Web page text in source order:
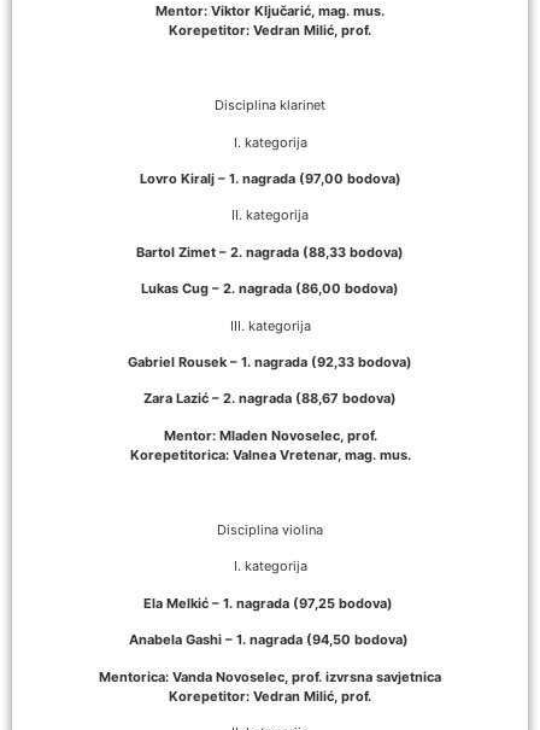
Mentor: Viktor Ključarić, mag. mus.
Korepetitor: Vedran Milić, prof.
Disciplina klarinet
I. kategorija
Lovro Kiralj – 1. nagrada (97,00 bodova)
II. kategorija
Bartol Zimet – 2. nagrada (88,33 bodova)
Lukas Cug – 2. nagrada (86,00 bodova)
III. kategorija
Gabriel Rousek – 1. nagrada (92,33 bodova)
Zara Lazić – 2. nagrada (88,67 bodova)
Mentor: Mladen Novoselec, prof.
Korepetitorica: Valnea Vretenar, mag. mus.
Disciplina violina
I. kategorija
Ela Melkić – 1. nagrada (97,25 bodova)
Anabela Gashi – 1. nagrada (94,50 bodova)
Mentorica: Vanda Novoselec, prof. izvrsna savjetnica
Korepetitor: Vedran Milić, prof.